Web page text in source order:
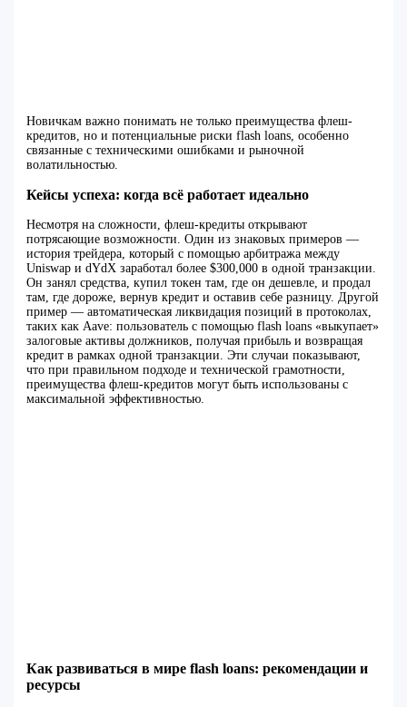
Новичкам важно понимать не только преимущества флеш-
кредитов, но и потенциальные риски flash loans, особенно
связанные с техническими ошибками и рыночной
волатильностью.
Кейсы успеха: когда всё работает идеально
Несмотря на сложности, флеш-кредиты открывают
потрясающие возможности. Один из знаковых примеров —
история трейдера, который с помощью арбитража между
Uniswap и dYdX заработал более $300,000 в одной транзакции.
Он занял средства, купил токен там, где он дешевле, и продал
там, где дороже, вернув кредит и оставив себе разницу. Другой
пример — автоматическая ликвидация позиций в протоколах,
таких как Aave: пользователь с помощью flash loans «выкупает»
залоговые активы должников, получая прибыль и возвращая
кредит в рамках одной транзакции. Эти случаи показывают,
что при правильном подходе и технической грамотности,
преимущества флеш-кредитов могут быть использованы с
максимальной эффективностью.
Как развиваться в мире flash loans: рекомендации и
ресурсы